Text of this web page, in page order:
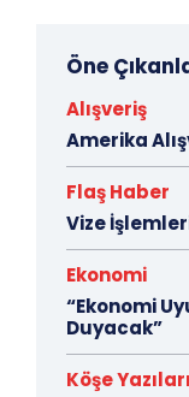
Öne
Alışveriş
Amerika
Flaş Haber
Vize
Ekonomi
“Ekonomi
Duyacak”
Köşe Yazıları